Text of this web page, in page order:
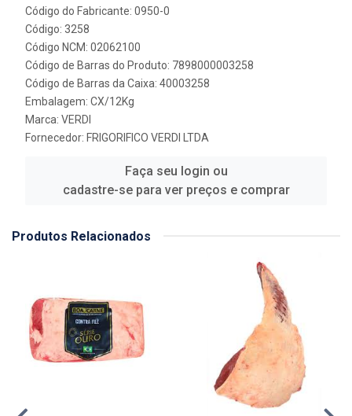
Código do Fabricante: 0950-0
Código: 3258
Código NCM: 02062100
Código de Barras do Produto: 7898000003258
Código de Barras da Caixa: 40003258
Embalagem: CX/12Kg
Marca: VERDI
Fornecedor: FRIGORIFICO VERDI LTDA
Faça seu login ou
cadastre-se para ver preços e comprar
Produtos Relacionados